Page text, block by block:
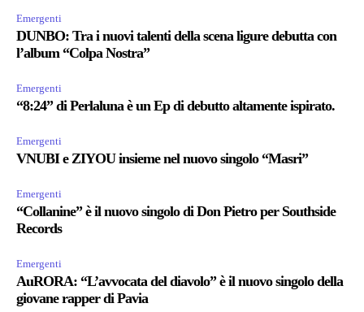
Emergenti
DUNBO: Tra i nuovi talenti della scena ligure debutta con
l’album “Colpa Nostra”
Emergenti
“8:24” di Perlaluna è un Ep di debutto altamente ispirato.
Emergenti
VNUBI e ZIYOU insieme nel nuovo singolo “Masri”
Emergenti
“Collanine” è il nuovo singolo di Don Pietro per Southside
Records
Emergenti
AuRORA: “L’avvocata del diavolo” è il nuovo singolo della
giovane rapper di Pavia